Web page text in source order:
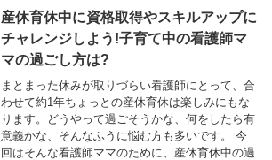
産休育休中に資格取得やスキルアップに
チャレンジしよう!子育て中の看護師マ
マの過ごし方は?
まとまった休みが取りづらい看護師にとって、合
わせて約1年ちょっとの産休育休は楽しみにもな
ります。どうやって過ごそうかな、何をしたら有
意義かな、そんなふうに悩む方も多いです。 今
回はそんな看護師ママのために、産休育休中の過